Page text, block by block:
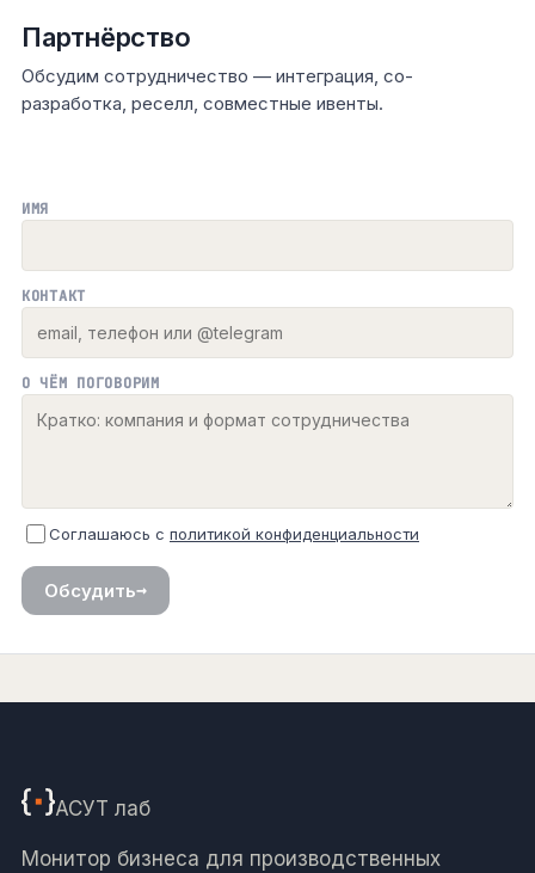
Партнёрство
Обсудим сотрудничество — интеграция, со-
разработка, реселл, совместные ивенты.
ИМЯ
КОНТАКТ
О ЧЁМ ПОГОВОРИМ
Соглашаюсь с политикой конфиденциальности
Обсудить→
АСУТ лаб
Монитор бизнеса для производственных